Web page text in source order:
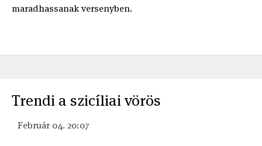
maradhassanak versenyben.
Trendi a szicíliai vörös
Február 04. 20:07